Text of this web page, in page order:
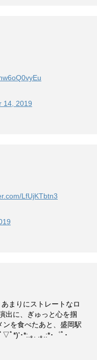
14, 2019
LfUjKTbtn3
まりにストレートなロ
出に、ぎゅっと心を掴
ンを食べたあと、盛岡駅
ﾟ*)'･*:.｡. .｡.:*･゜ﾟ･